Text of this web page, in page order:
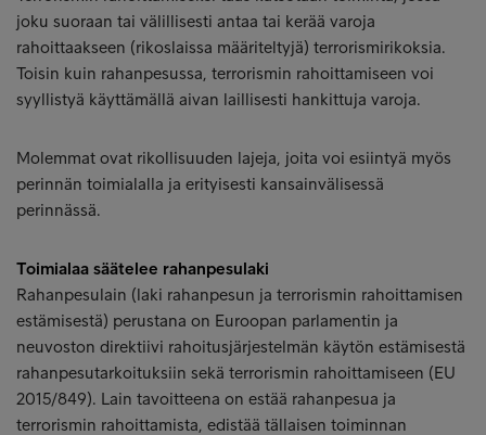
joku suoraan tai välillisesti antaa tai kerää varoja
rahoittaakseen (rikoslaissa määriteltyjä) terrorismirikoksia.
Toisin kuin rahanpesussa, terrorismin rahoittamiseen voi
syyllistyä käyttämällä aivan laillisesti hankittuja varoja.
Molemmat ovat rikollisuuden lajeja, joita voi esiintyä myös
perinnän toimialalla ja erityisesti kansainvälisessä
perinnässä.
Toimialaa säätelee rahanpesulaki
Rahanpesulain (laki rahanpesun ja terrorismin rahoittamisen
estämisestä) perustana on Euroopan parlamentin ja
neuvoston direktiivi rahoitusjärjestelmän käytön estämisestä
rahanpesutarkoituksiin sekä terrorismin rahoittamiseen (EU
2015/849). Lain tavoitteena on estää rahanpesua ja
terrorismin rahoittamista, edistää tällaisen toiminnan